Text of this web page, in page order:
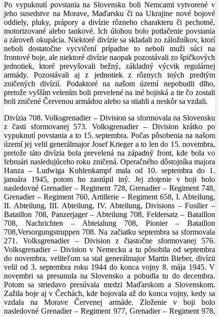
Po vypuknutí povstania na Slovensku boli Nemcami vytvorené v
jeho susedstve na Morave, Maďarsku či na Ukrajine nové bojové
oddiely, pluky, prápory a divízie rôzneho charakteru či pechotné,
motorizované alebo tankové. Ich úlohou bolo potlačenie povstania
a zároveň okupácia. Niektoré divízie sa skladali zo záložníkov, ktorí
neboli dostatočne vycvičení prípadne to neboli muži súci na
frontové boje, ale niektoré divízie naopak pozostávali zo špičkových
jednotiek, ktoré prevyšovali bežný, základný výcvik regulárnej
armády. Pozostávali aj z jednotiek z rôznych iných predtým
zničených divízií. Podaktoré na našom území nepobudli dlho,
pretože vyšším velením boli prevelené na iné bojiská a tie čo zostali
boli zničené Červenou armádou alebo sa stiahli a neskôr sa vzdali.
Divízia 708. Volksgrenadier – Division sa sformovala na Slovensku
z časti sformovanej 573. Volksgrenadier – Division krátko po
vypuknutí povstania a to 15. septembra. Počas pôsobenia na našom
území jej velil generálmajor Josef Krieger a to len do 15. novembra,
pretože táto divízia bola prevelená na západný front, kde bola vo
februári nasledujúceho roku zničená. Operačného dôstojníka majora
Hanza – Ludwiga Kuhlenkampf mala od 10. septembra do 1.
januára 1945, potom ho zastúpil iný. Jej zloţenie v boji bolo
nasledovné Grenadier – Regiment 728, Grenadier – Regiment 748,
Grenadier – Regiment 760, Artillerie – Regiment 658, I. Abteilung,
II. Abteilung, III. Abteilung, IV. Abteilung, Divisions – Fusilier –
Bataillon 708, Panzerjager – Abteilung 708, Feldersatz – Bataillon
708, Nachrichten – Abteialung 708, Pionier – Bataillon
708,Versorgungstruppen 708. Na začiatku septembra sa sformovala
271. Volksgrenadier – Division z čiastočne sformovanej 576.
Volksgrenadier – Division v Nemecku a tu pôsobila od septembra
do novembra, veliteľom sa stal generálmajor Martin Bieber, divízii
velil od 3. septembra roku 1944 do konca vojny 8. mája 1945. V
novembri sa presunula na Slovensko a pobudla tu do decembra.
Potom sa striedavo presúvala medzi Maďarskom a Slovenskom.
Zažila boje aj v Čechách, kde bojovala až do konca vojny, kedy sa
vzdala na Morave Červenej armáde. Zloženie v boji bolo
nasledovné Grenadier – Regiment 977, Grenadier – Regiment 978,